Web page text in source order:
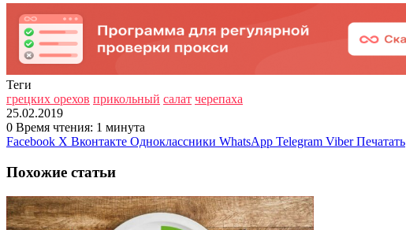
Теги
грецких орехов прикольный салат черепаха
25.02.2019
0 Время чтения: 1 минута
Facebook X Вконтакте Одноклассники WhatsApp Telegram Viber Печатать
Похожие статьи